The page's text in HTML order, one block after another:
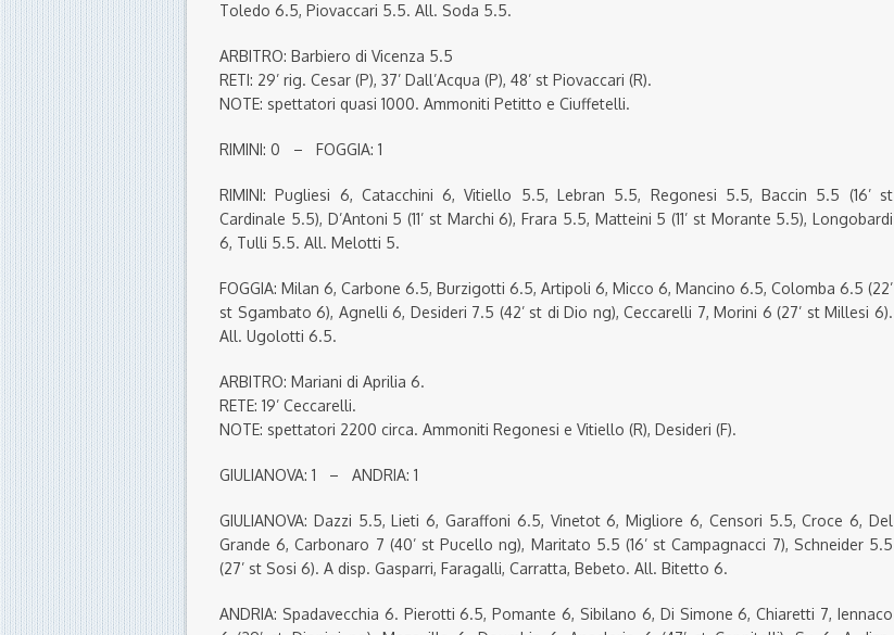
Toledo 6.5, Piovaccari 5.5. All. Soda 5.5.
ARBITRO: Barbiero di Vicenza 5.5
RETI: 29’ rig. Cesar (P), 37’ Dall’Acqua (P), 48’ st Piovaccari (R).
NOTE: spettatori quasi 1000. Ammoniti Petitto e Ciuffetelli.
RIMINI: 0 – FOGGIA: 1
RIMINI: Pugliesi 6, Catacchini 6, Vitiello 5.5, Lebran 5.5, Regonesi 5.5, Baccin 5.5 (16’ st
Cardinale 5.5), D’Antoni 5 (11’ st Marchi 6), Frara 5.5, Matteini 5 (11’ st Morante 5.5), Longobardi
6, Tulli 5.5. All. Melotti 5.
FOGGIA: Milan 6, Carbone 6.5, Burzigotti 6.5, Artipoli 6, Micco 6, Mancino 6.5, Colomba 6.5 (22’
st Sgambato 6), Agnelli 6, Desideri 7.5 (42’ st di Dio ng), Ceccarelli 7, Morini 6 (27’ st Millesi 6).
All. Ugolotti 6.5.
ARBITRO: Mariani di Aprilia 6.
RETE: 19’ Ceccarelli.
NOTE: spettatori 2200 circa. Ammoniti Regonesi e Vitiello (R), Desideri (F).
GIULIANOVA: 1 – ANDRIA: 1
GIULIANOVA: Dazzi 5.5, Lieti 6, Garaffoni 6.5, Vinetot 6, Migliore 6, Censori 5.5, Croce 6, Del
Grande 6, Carbonaro 7 (40’ st Pucello ng), Maritato 5.5 (16’ st Campagnacci 7), Schneider 5.5
(27’ st Sosi 6). A disp. Gasparri, Faragalli, Carratta, Bebeto. All. Bitetto 6.
ANDRIA: Spadavecchia 6. Pierotti 6.5, Pomante 6, Sibilano 6, Di Simone 6, Chiaretti 7, Iennaco